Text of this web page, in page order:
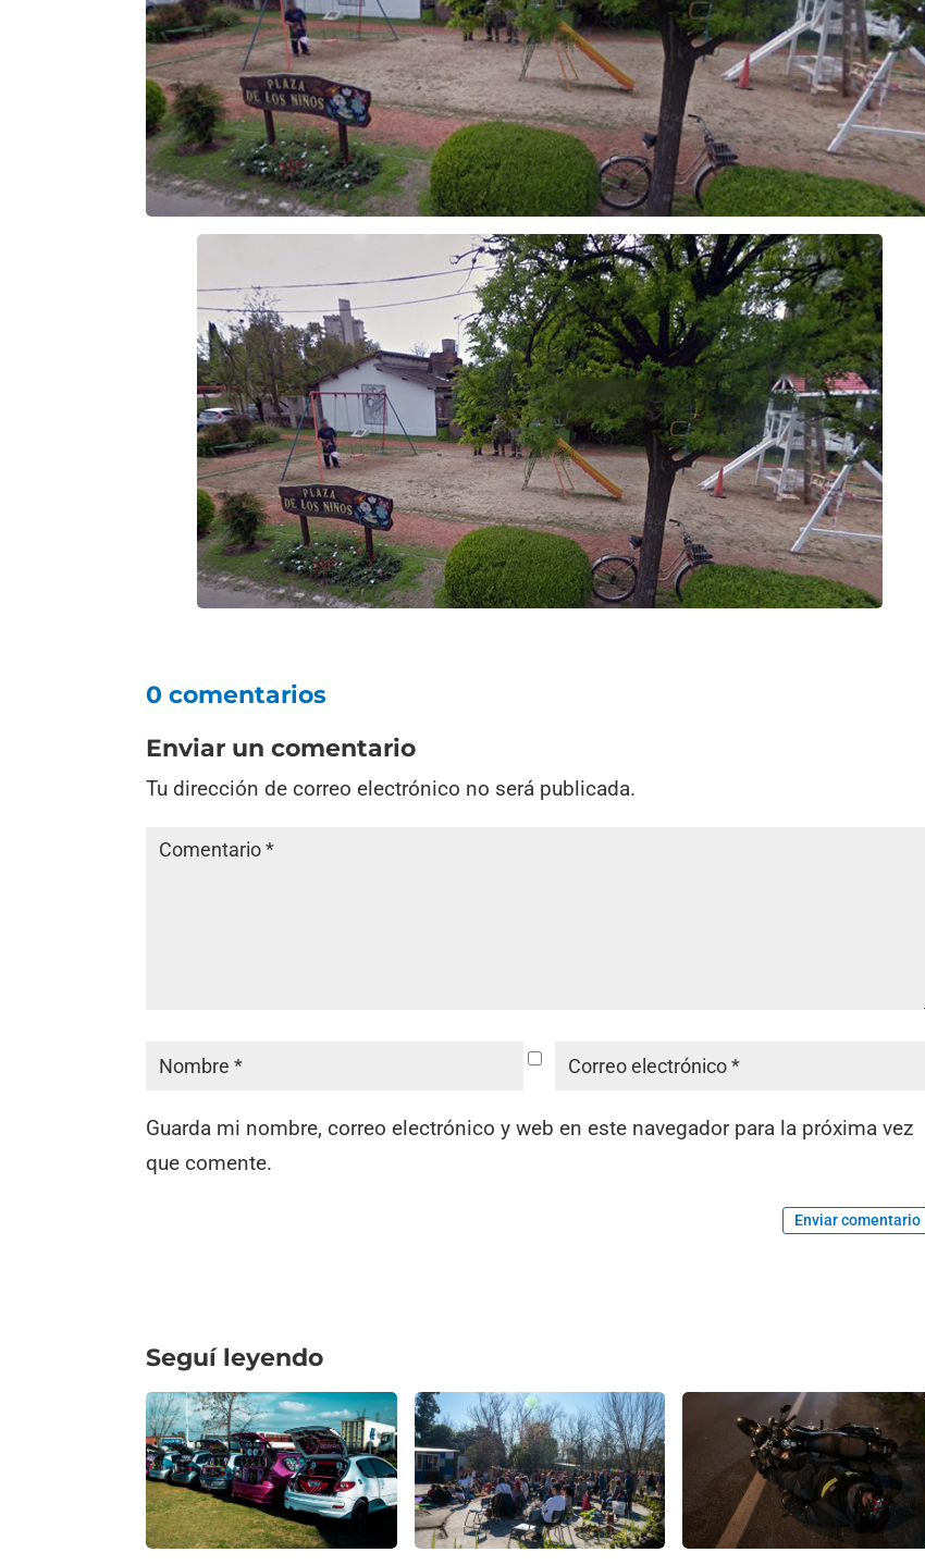
0 comentarios
Enviar un comentario
Tu dirección de correo electrónico no será publicada.
Guarda mi nombre, correo electrónico y web en este navegador para la próxima vez
que comente.
Enviar comentario
Seguí leyendo